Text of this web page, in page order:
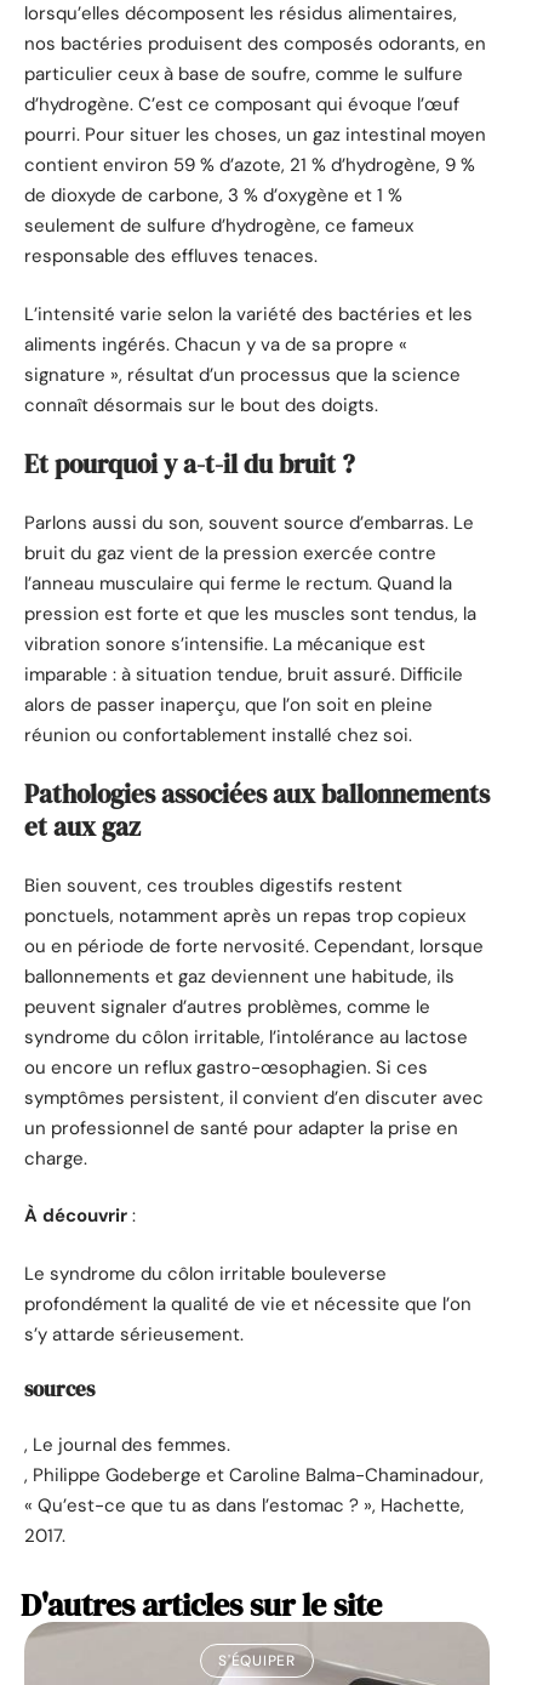
lorsqu’elles décomposent les résidus alimentaires,
nos bactéries produisent des composés odorants, en
particulier ceux à base de soufre, comme le sulfure
d’hydrogène. C’est ce composant qui évoque l’œuf
pourri. Pour situer les choses, un gaz intestinal moyen
contient environ 59 % d’azote, 21 % d’hydrogène, 9 %
de dioxyde de carbone, 3 % d’oxygène et 1 %
seulement de sulfure d’hydrogène, ce fameux
responsable des effluves tenaces.
L’intensité varie selon la variété des bactéries et les
aliments ingérés. Chacun y va de sa propre «
signature », résultat d’un processus que la science
connaît désormais sur le bout des doigts.
Et pourquoi y a-t-il du bruit ?
Parlons aussi du son, souvent source d’embarras. Le
bruit du gaz vient de la pression exercée contre
l’anneau musculaire qui ferme le rectum. Quand la
pression est forte et que les muscles sont tendus, la
vibration sonore s’intensifie. La mécanique est
imparable : à situation tendue, bruit assuré. Difficile
alors de passer inaperçu, que l’on soit en pleine
réunion ou confortablement installé chez soi.
Pathologies associées aux ballonnements
et aux gaz
Bien souvent, ces troubles digestifs restent
ponctuels, notamment après un repas trop copieux
ou en période de forte nervosité. Cependant, lorsque
ballonnements et gaz deviennent une habitude, ils
peuvent signaler d’autres problèmes, comme le
syndrome du côlon irritable, l’intolérance au lactose
ou encore un reflux gastro-œsophagien. Si ces
symptômes persistent, il convient d’en discuter avec
un professionnel de santé pour adapter la prise en
charge.
À découvrir :
Le syndrome du côlon irritable bouleverse
profondément la qualité de vie et nécessite que l’on
s’y attarde sérieusement.
sources
, Le journal des femmes.
, Philippe Godeberge et Caroline Balma-Chaminadour,
« Qu’est-ce que tu as dans l’estomac ? », Hachette,
2017.
D'autres articles sur le site
S'ÉQUIPER